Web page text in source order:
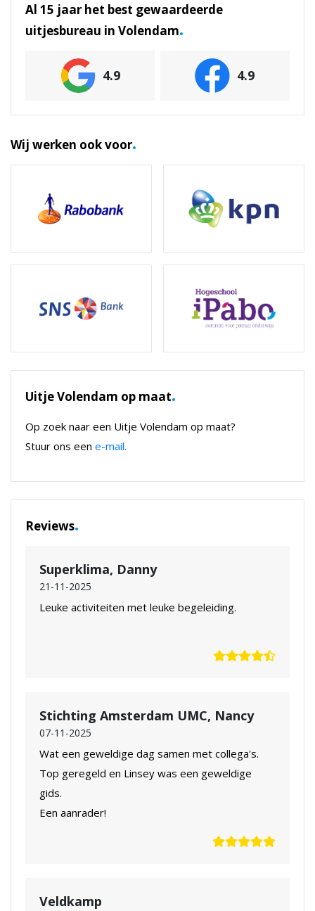
Al 15 jaar het best gewaardeerde
uitjesbureau in Volendam.
4.9 4.9
Wij werken ook voor.
Uitje Volendam op maat.
Op zoek naar een Uitje Volendam op maat?
Stuur ons een e-mail.
Reviews.
Superklima, Danny
21-11-2025
Leuke activiteiten met leuke begeleiding.
Stichting Amsterdam UMC, Nancy
07-11-2025
Wat een geweldige dag samen met collega's.
Top geregeld en Linsey was een geweldige
gids.
Een aanrader!
Veldkamp